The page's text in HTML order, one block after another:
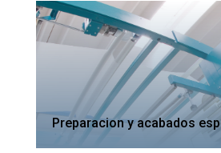
Preparacion y acabados